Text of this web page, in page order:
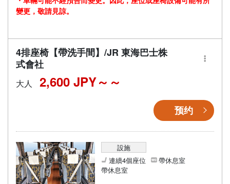
變更，敬請見諒。
4排座椅【帶洗手間】/JR 東海巴士株
式會社
大人 2,600 JPY～
预约
設施
連續4個座位
帶休息室
帶休息室